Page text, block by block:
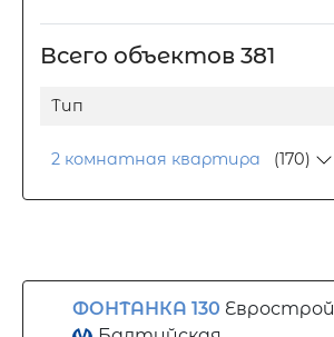
Всего объектов 381
Тип
2 комнатная квартира (170)
ФОНТАНКА 130 Еврострой